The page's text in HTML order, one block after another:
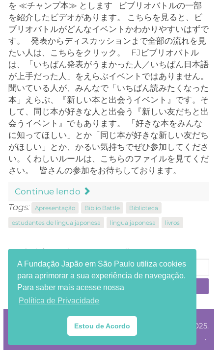
を ≪チャンプ本≫ とします ビブリオバトルの一部
を紹介したビデオがあります。 こちらを見ると、ビ
ブリオバトルがどんなイベントかわかりやすいはずで
す。 発表からディスカッションまで全部の流れを見
たい人は、こちらをクリック。 FJビブリオバトル
は、「いちばん発表がうまかった人／いちばん日本語
が上手だった人」をえらぶイベントではありません。
聞いている人が、みんなで「いちばん読みたくなった
本」えらぶ、『新しい本と出会うイベント』です。そ
して、同じ本が好きな人と出会う『新しい友だちと出
会うイベント』でもあります。 「好きな本をみんな
に知ってほしい」とか「同じ本が好きな新しい友だち
がほしい」とか、かるい気持ちでぜひ参加してくださ
い。くわしいルールは、こちらのファイルを見てくだ
さい。 皆さんの参加をお待ちしております。
Continue lendo
Tags:
Apresentação Biblio Battle
Biblioteca
estudantes de língua japonesa
língua japonesa livros
Receba informações em seu e-mail:
®Copyright Fundação Japão em São Paulo 2002-2025.
HTML e CSS válidos. Todos os direitos reservados.
.
A Fundação Japão em São Paulo utiliza cookies
para aprimorar a sua experiência de navegação.
Para saber mais acesse nossa
Política de Privacidade
Estou de Acordo